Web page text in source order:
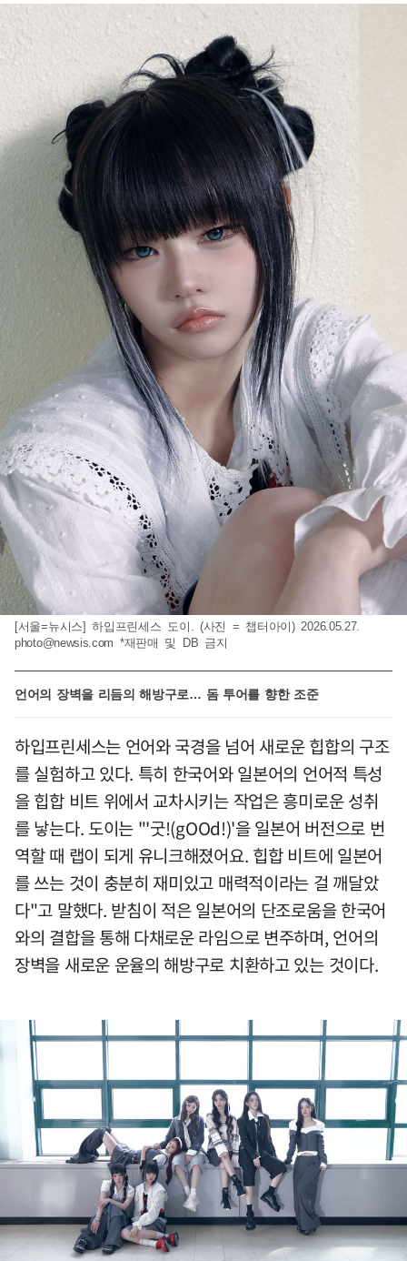
[서울=뉴시스] 하입프린세스 도이. (사진 = 챕터아이) 2026.05.27.
photo@newsis.com *재판매 및 DB 금지
언어의 장벽을 리듬의 해방구로… 돔 투어를 향한 조준
하입프린세스는 언어와 국경을 넘어 새로운 힙합의 구조
를 실험하고 있다. 특히 한국어와 일본어의 언어적 특성
을 힙합 비트 위에서 교차시키는 작업은 흥미로운 성취
를 낳는다. 도이는 "'굿!(gOOd!)'을 일본어 버전으로 번
역할 때 랩이 되게 유니크해졌어요. 힙합 비트에 일본어
를 쓰는 것이 충분히 재미있고 매력적이라는 걸 깨달았
다"고 말했다. 받침이 적은 일본어의 단조로움을 한국어
와의 결합을 통해 다채로운 라임으로 변주하며, 언어의
장벽을 새로운 운율의 해방구로 치환하고 있는 것이다.